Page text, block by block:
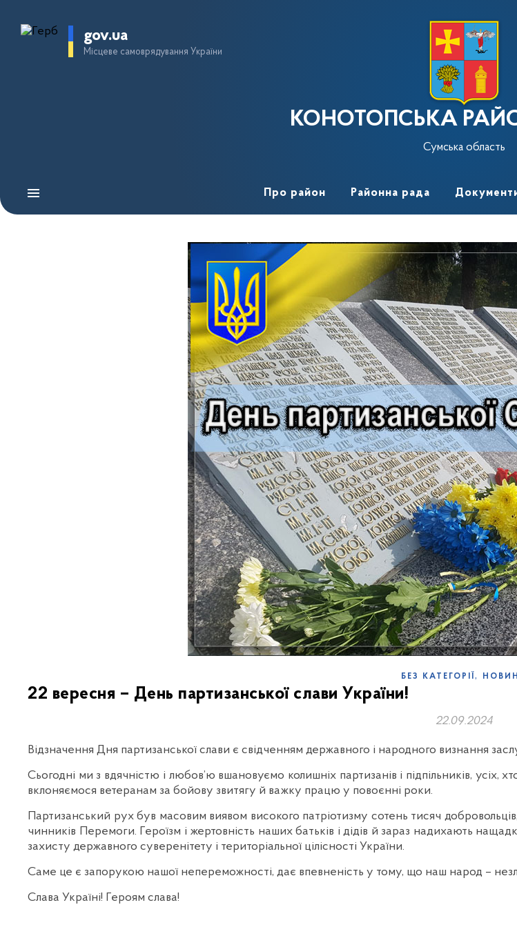
gov.ua
Місцеве самоврядування України
КОНОТОПСЬКА
Сумська область
Про район Районна рада
БЕЗ КАТЕГОРІЇ ,
22 вересня – День партизанської слави України!
22.09.2024
Відзначення Дня партизанської слави є свідченням державного і народного визнання
Сьогодні ми з вдячністю і любов’ю вшановуємо колишніх партизанів і підпільників, усіх,
вклоняємося ветеранам за бойову звитягу й важку працю у повоєнні роки.
Партизанський рух був масовим виявом високого патріотизму сотень тисяч
чинників Перемоги. Героїзм і жертовність наших батьків і дідів й зараз надихають
захисту державного суверенітету і територіальної цілісності України.
Саме це є запорукою нашої непереможності, дає впевненість у тому, що наш народ –
Слава Україні! Героям слава!